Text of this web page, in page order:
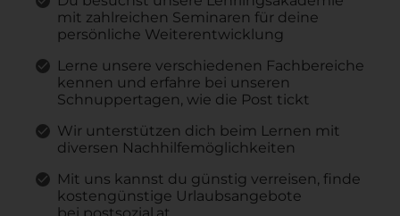
mit zahlreichen Seminaren für deine
persönliche Weiterentwicklung
Lerne unsere verschiedenen Fachbereiche
kennen und erfahre bei unseren
Schnuppertagen, wie die Post tickt
Wir unterstützen dich beim Lernen mit
diversen Nachhilfemöglichkeiten
Mit uns kannst du günstig verreisen, finde
kostengünstige Urlaubsangebote